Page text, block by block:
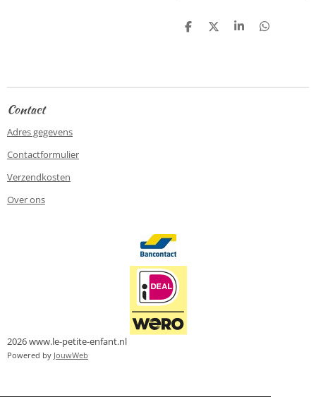
D
D
S
D
Contact
Adres gegevens
Contactformulier
Verzendkosten
Over ons
2026 www.le-petite-enfant.nl
Powered by JouwWeb